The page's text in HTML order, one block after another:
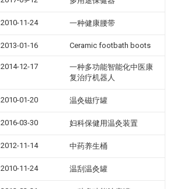
2010-11-24 一种健康腰带
2013-01-16 Ceramic footbath boots
2014-12-17
一种多功能智能化中医康
复治疗机器人
2010-01-20 温灸磁疗罐
2016-03-30 妇科保健用温灸装置
2012-11-14 中药养生桶
2010-11-24 温刮温灸罐